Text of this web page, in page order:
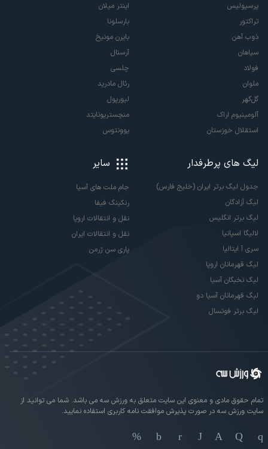
پرسپولیس
تراکتور
ذوب آهن
سپاهان
فولاد
ملوان
گل‌گهر
آلومینیوم اراک
استقلال خوزستان
اینتر میلان
بارسلونا
بایرن مونیخ
آرسنال
چلسی
رئال مادرید
لیورپول
منچستریونایتد
یوونتوس
لیگ های پرطرفدار
جدول لیگ برتر ایران (خلیج فارس)
لیگ آزادگان
لیگ برتر انگلیس
لالیگا اسپانیا
سری آ ایتالیا
لیگ قهرمانان اروپا
لیگ نخبگان آسیا
لیگ قهرمانان آسیا دو
لیگ برتر فوتسال
سایر
جام ملت های آسیا
رنکینگ فیفا
نقل و انتقالات اروپا
نقل و انتقالات ایران
پاری سن ژرمن
تمام حقوق مادی و معنوی این سایت متعلق به ورزش سه می باشد. شما می توانید از
سایت ورزش سه در صورت پذیرش موافقت نامه کاربری استفاده نمایید.